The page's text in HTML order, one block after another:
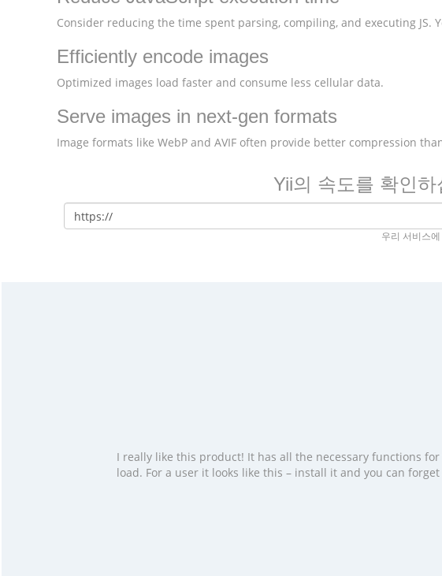
Consider reducing the time spent parsing, compiling, and executing JS.
Efficiently encode images
Optimized images load faster and consume less cellular data.
Serve images in next-gen formats
Image formats like WebP and AVIF often provide better compression
Yii의 속도를 확인
우리 서비스
I really like this product! It has all the necessary functions
load. For a user it looks like this – install it and you can